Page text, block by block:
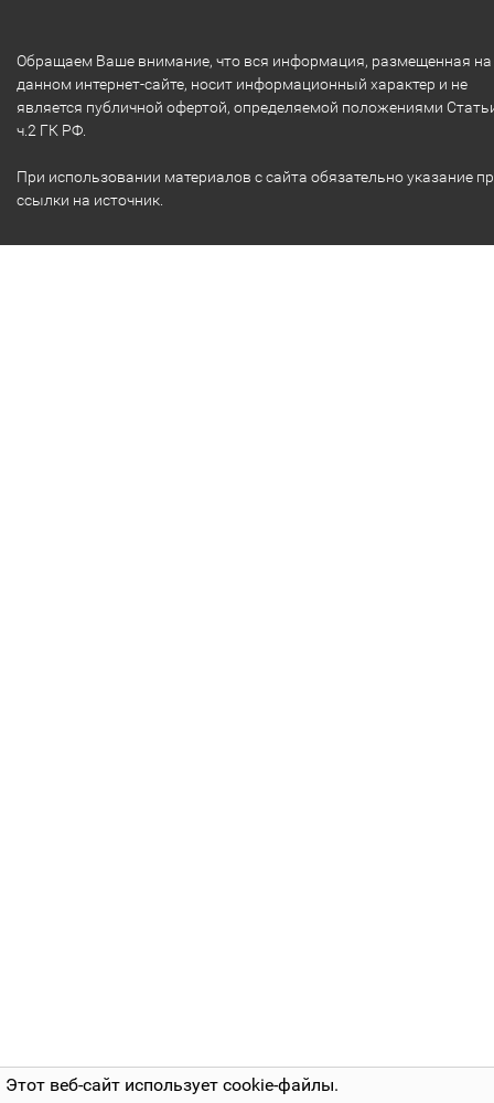
Этот веб-сайт использует cookie-файлы.
Обращаем Ваше внимание, что вся информация, размещенная на
данном интернет-сайте, носит информационный характер и не
является публичной офертой, определяемой положениями
ч.2 ГК РФ.
При использовании материалов с сайта обязательно указание
ссылки на источник.